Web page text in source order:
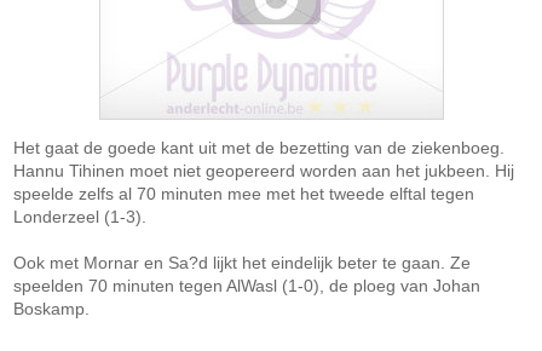
Het gaat de goede kant uit met de bezetting van de ziekenboeg.
Hannu Tihinen moet niet geopereerd worden aan het jukbeen. Hij
speelde zelfs al 70 minuten mee met het tweede elftal tegen
Londerzeel (1-3).
Ook met Mornar en Sa?d lijkt het eindelijk beter te gaan. Ze
speelden 70 minuten tegen AlWasl (1-0), de ploeg van Johan
Boskamp.